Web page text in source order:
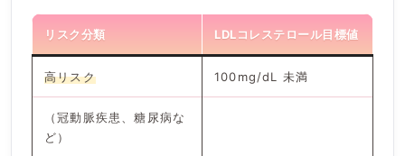
リスク分類 LDLコレステロール目標値
高リスク 100mg/dL 未満
（冠動脈疾患、糖尿病な
ど）